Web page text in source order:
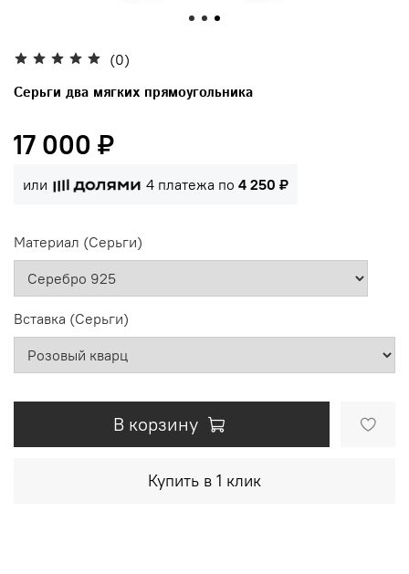
(0)
Серьги два мягких прямоугольника
17 000 ₽
или 4 платежа по 4 250 ₽
Материал (Серьги)
Вставка (Серьги)
В корзину
Купить в 1 клик